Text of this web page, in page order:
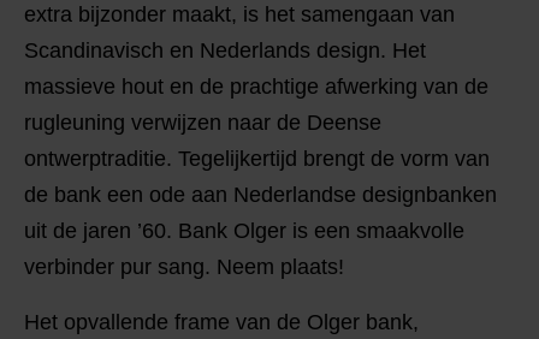
extra bijzonder maakt, is het samengaan van
Scandinavisch en Nederlands design. Het
massieve hout en de prachtige afwerking van de
rugleuning verwijzen naar de Deense
ontwerptraditie. Tegelijkertijd brengt de vorm van
de bank een ode aan Nederlandse designbanken
uit de jaren ’60. Bank Olger is een smaakvolle
verbinder pur sang. Neem plaats!
Het opvallende frame van de Olger bank,